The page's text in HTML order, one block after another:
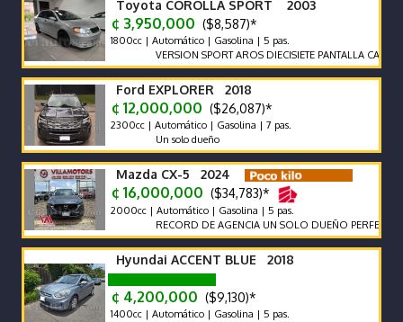
Toyota COROLLA SPORT 2003
¢ 3,950,000 ($8,587)*
1800cc | Automático | Gasolina | 5 pas.
VERSION SPORT AROS DIECISIETE PANTALLA CAMARA
Ford EXPLORER 2018
¢ 12,000,000 ($26,087)*
2300cc | Automático | Gasolina | 7 pas.
Un solo dueño
Mazda CX-5 2024
¢ 16,000,000 ($34,783)*
2000cc | Automático | Gasolina | 5 pas.
RECORD DE AGENCIA UN SOLO DUEÑO PERFECTO
Hyundai ACCENT BLUE 2018
¢ 4,200,000 ($9,130)*
1400cc | Automático | Gasolina | 5 pas.